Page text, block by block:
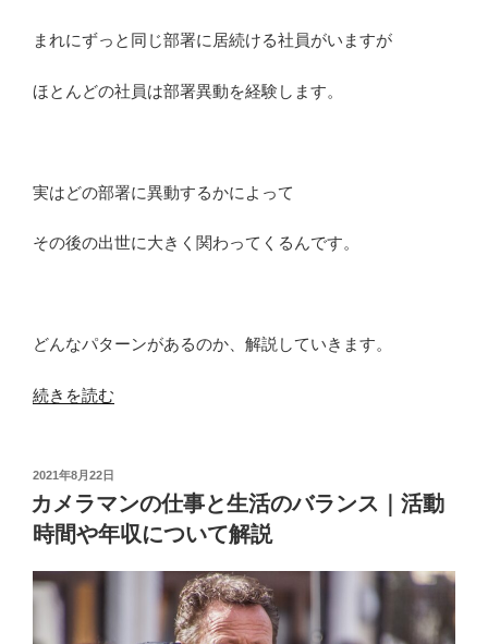
まれにずっと同じ部署に居続ける社員がいますが
ほとんどの社員は部署異動を経験します。
実はどの部署に異動するかによって
その後の出世に大きく関わってくるんです。
どんなパターンがあるのか、解説していきます。
“テ
局
の
部
署
異
動
続きを読む
投
稿
日:
2021年8月22日
カメラマンの仕事と生活のバランス｜活動
時間や年収について解説